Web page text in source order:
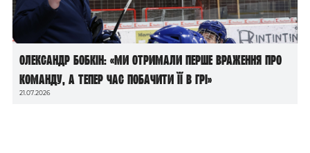
Олександр Бобкін: «Ми отримали перше враження про
команду, а тепер час побачити її в грі»
21.07.2026